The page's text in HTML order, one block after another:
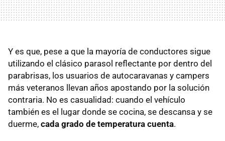
Y es que, pese a que la mayoría de conductores sigue
utilizando el clásico parasol reflectante por dentro del
parabrisas, los usuarios de autocaravanas y campers
más veteranos llevan años apostando por la solución
contraria. No es casualidad: cuando el vehículo
también es el lugar donde se cocina, se descansa y se
duerme, cada grado de temperatura cuenta.